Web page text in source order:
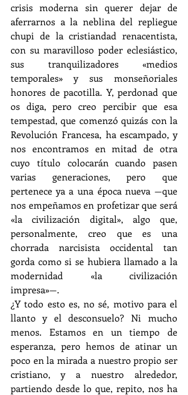
crisis moderna sin querer dejar de
aferrarnos a la neblina del repliegue
chupi de la cristiandad renacentista,
con su maravilloso poder eclesiástico,
sus tranquilizadores «medios
temporales» y sus monseñoriales
honores de pacotilla. Y, perdonad que
os diga, pero creo percibir que esa
tempestad, que comenzó quizás con la
Revolución Francesa, ha escampado, y
nos encontramos en mitad de otra
cuyo título colocarán cuando pasen
varias generaciones, pero que
pertenece ya a una época nueva —que
nos empeñamos en profetizar que será
«la civilización digital», algo que,
personalmente, creo que es una
chorrada narcisista occidental tan
gorda como si se hubiera llamado a la
modernidad «la civilización
impresa»—.
¿Y todo esto es, no sé, motivo para el
llanto y el desconsuelo? Ni mucho
menos. Estamos en un tiempo de
esperanza, pero hemos de atinar un
poco en la mirada a nuestro propio ser
cristiano, y a nuestro alrededor,
partiendo desde lo que, repito, nos ha